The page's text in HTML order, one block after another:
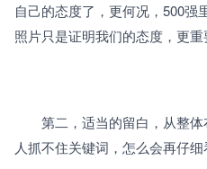
自己的态度了，更何况，500强
照片只是证明我们的态度，更重
第二，适当的留白，从整体
人抓不住关键词，怎么会再仔细